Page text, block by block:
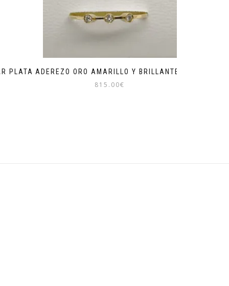
PLATA ADEREZO ORO AMARILLO Y BRILLANTES
815.00€